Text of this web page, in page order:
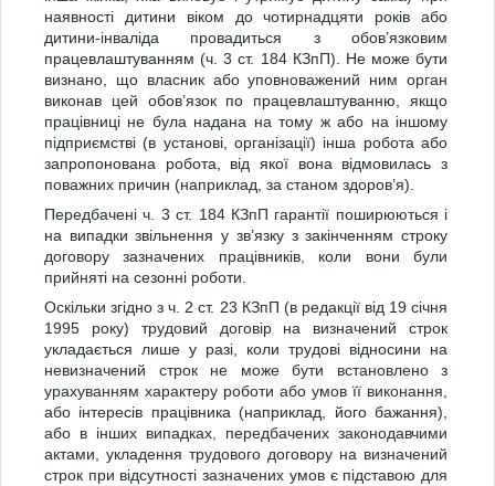
наявності дитини віком до чотирнадцяти років або
дитини-інваліда провадиться з обов’язковим
працевлаштуванням (ч. 3 ст. 184 КЗпП). Не може бути
визнано, що власник або уповноважений ним орган
виконав цей обов’язок по працевлаштуванню, якщо
працівниці не була надана на тому ж або на іншому
підприємстві (в установі, організації) інша робота або
запропонована робота, від якої вона відмовилась з
поважних причин (наприклад, за станом здоров’я).
Передбачені ч. 3 ст. 184 КЗпП гарантії поширюються і
на випадки звільнення у зв’язку з закінченням строку
договору зазначених працівників, коли вони були
прийняті на сезонні роботи.
Оскільки згідно з ч. 2 ст. 23 КЗпП (в редакції від 19 січня
1995 року) трудовий договір на визначений строк
укладається лише у разі, коли трудові відносини на
невизначений строк не може бути встановлено з
урахуванням характеру роботи або умов її виконання,
або інтересів працівника (наприклад, його бажання),
або в інших випадках, передбачених законодавчими
актами, укладення трудового договору на визначений
строк при відсутності зазначених умов є підставою для